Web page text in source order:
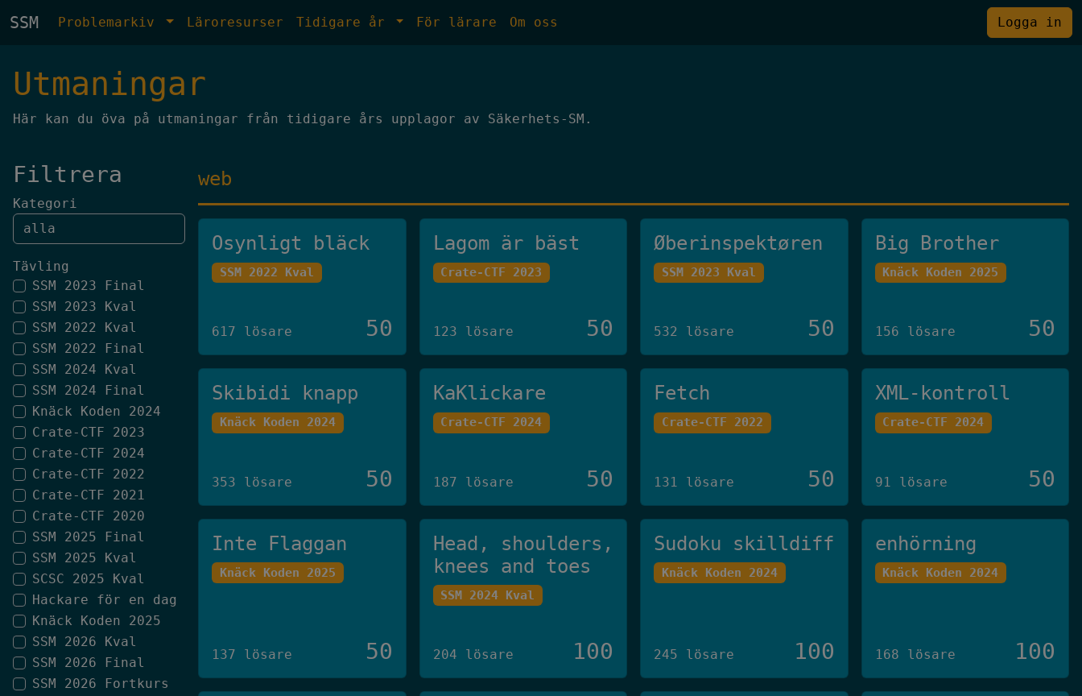
SSM Problemarkiv Läroresurser Tidigare år För lärare Om oss Logga in
Utmaningar
Här kan du öva på utmaningar från tidigare års upplagor av Säkerhets-SM.
Filtrera
Kategori
Tävling
SSM 2023 Final
SSM 2023 Kval
SSM 2022 Kval
SSM 2022 Final
SSM 2024 Kval
SSM 2024 Final
Knäck Koden 2024
Crate-CTF 2023
Crate-CTF 2024
Crate-CTF 2022
Crate-CTF 2021
Crate-CTF 2020
SSM 2025 Final
SSM 2025 Kval
SCSC 2025 Kval
Hackare för en dag
Knäck Koden 2025
SSM 2026 Kval
SSM 2026 Final
SSM 2026 Fortkurs
web
Osynligt bläck
SSM 2022 Kval
617 lösare 50
Lagom är bäst
Crate-CTF 2023
123 lösare 50
Øberinspektøren
SSM 2023 Kval
532 lösare 50
Big Brother
Knäck Koden 2025
156 lösare 50
Skibidi knapp
Knäck Koden 2024
353 lösare 50
KaKlickare
Crate-CTF 2024
187 lösare 50
Fetch
Crate-CTF 2022
131 lösare 50
XML-kontroll
Crate-CTF 2024
91 lösare 50
Inte Flaggan
Knäck Koden 2025
137 lösare 50
Head, shoulders,
knees and toes
SSM 2024 Kval
204 lösare 100
Sudoku skilldiff
Knäck Koden 2024
245 lösare 100
enhörning
Knäck Koden 2024
168 lösare 100